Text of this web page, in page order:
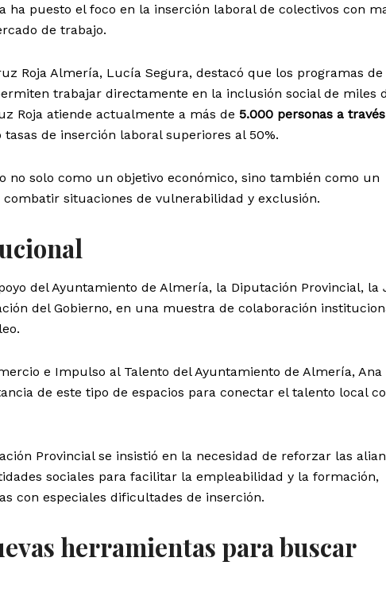
ha puesto el foco en la inserción laboral de colectivos con
de trabajo.
Roja Almería, Lucía Segura, destacó que los programas de
trabajar directamente en la inclusión social de miles
Roja atiende actualmente a más de 5.000 personas a
tasas de inserción laboral superiores al 50%.
no solo como un objetivo económico, sino también como un
situaciones de vulnerabilidad y exclusión.
del Ayuntamiento de Almería, la Diputación Provincial, la
del Gobierno, en una muestra de colaboración
e Impulso al Talento del Ayuntamiento de Almería, Ana
de este tipo de espacios para conectar el talento local
Provincial se insistió en la necesidad de reforzar las
sociales para facilitar la empleabilidad y la formación,
con especiales dificultades de inserción.
herramientas para buscar